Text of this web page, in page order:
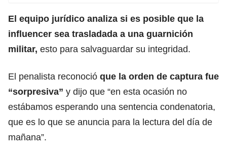
El equipo jurídico analiza si es posible que la
influencer sea trasladada a una guarnición
militar, esto para salvaguardar su integridad.
El penalista reconoció que la orden de captura fue
“sorpresiva” y dijo que “en esta ocasión no
estábamos esperando una sentencia condenatoria,
que es lo que se anuncia para la lectura del día de
mañana”.